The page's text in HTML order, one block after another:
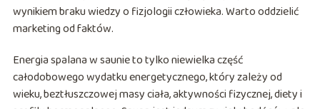
wynikiem braku wiedzy o fizjologii człowieka. Warto oddzielić
marketing od faktów.
Energia spalana w saunie to tylko niewielka część
całodobowego wydatku energetycznego, który zależy od
wieku, beztłuszczowej masy ciała, aktywności fizycznej, diety i